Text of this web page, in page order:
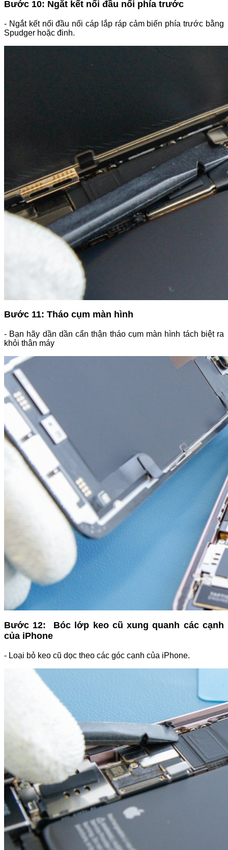
Bước 10: Ngắt kết nối đầu nối phía trước
- Ngắt kết nối đầu nối cáp lắp ráp cảm biến phía trước bằng
Spudger hoặc đinh.
Bước 11: Tháo cụm màn hình
- Bạn hãy dần dần cẩn thận tháo cụm màn hình tách biệt ra
khỏi thân máy
Bước 12: Bóc lớp keo cũ xung quanh các cạnh
của iPhone
- Loại bỏ keo cũ dọc theo các góc cạnh của iPhone.